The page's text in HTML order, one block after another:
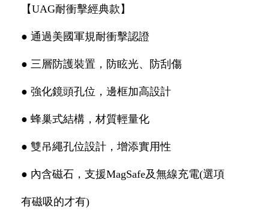
【UAG耐衝擊經典款】
● 通過美國軍規耐衝擊認證
● 三層防護裝置，防眩光、防刮傷
● 強化鏡頭孔位，邊框加高設計
● 蜂巢式結構，材質輕量化
● 雙吊繩孔位設計，增添實用性
● 內含磁石，支援MagSafe及無線充電(選項
有磁吸的才有)